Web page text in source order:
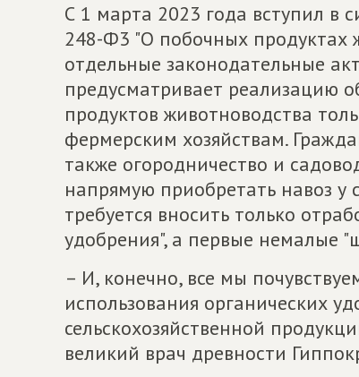
С 1 марта 2023 года вступил в
248-Ф3 "О побочных продуктах
отдельные законодательные
предусматривает реализацию
продуктов животноводства
фермерским хозяйствам.
также огородничество и
напрямую приобретать навоз у
требуется вносить только
удобрения", а первые немалые
– И, конечно, все мы
использования органических
сельскохозяйственной
великий врач древности